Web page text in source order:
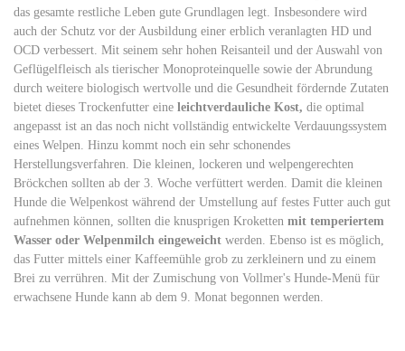
das gesamte restliche Leben gute Grundlagen legt. Insbesondere wird
auch der Schutz vor der Ausbildung einer erblich veranlagten HD und
OCD verbessert. Mit seinem sehr hohen Reisanteil und der Auswahl von
Geflügelfleisch als tierischer Monoproteinquelle sowie der Abrundung
durch weitere biologisch wertvolle und die Gesundheit fördernde Zutaten
bietet dieses Trockenfutter eine leichtverdauliche Kost, die optimal
angepasst ist an das noch nicht vollständig entwickelte Verdauungssystem
eines Welpen. Hinzu kommt noch ein sehr schonendes
Herstellungsverfahren. Die kleinen, lockeren und welpengerechten
Bröckchen sollten ab der 3. Woche verfüttert werden. Damit die kleinen
Hunde die Welpenkost während der Umstellung auf festes Futter auch gut
aufnehmen können, sollten die knusprigen Kroketten mit temperiertem
Wasser oder Welpenmilch eingeweicht werden. Ebenso ist es möglich,
das Futter mittels einer Kaffeemühle grob zu zerkleinern und zu einem
Brei zu verrühren. Mit der Zumischung von Vollmer's Hunde-Menü für
erwachsene Hunde kann ab dem 9. Monat begonnen werden.